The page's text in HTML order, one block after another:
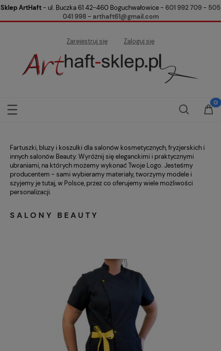
Sklep ArtHaft- ul. Buczka 61 42-460 Boguchwałowice - 601 992 709- 505
041 998- arthaft61@gmail.com
Zarejestruj się Zaloguj się
Fartuszki, bluzy i koszulki dla salonów kosmetycznych, fryzjerskich i
innych salonów Beauty. Wyróżnij się eleganckimi i praktycznymi
ubraniami, na których możemy wykonać Twoje Logo. Jesteśmy
producentem - sami wybieramy materiały, tworzymy modele i
szyjemy je tutaj, w Polsce, przez co oferujemy wiele możliwości
personalizacji.
SALONY BEAUTY